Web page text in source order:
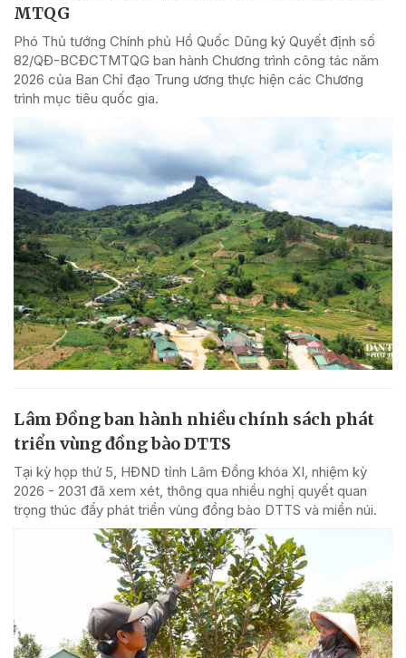
MTQG
Phó Thủ tướng Chính phủ Hồ Quốc Dũng ký Quyết định số
82/QĐ-BCĐCTMTQG ban hành Chương trình công tác năm
2026 của Ban Chỉ đạo Trung ương thực hiện các Chương
trình mục tiêu quốc gia.
Lâm Đồng ban hành nhiều chính sách phát
triển vùng đồng bào DTTS
Tại kỳ họp thứ 5, HĐND tỉnh Lâm Đồng khóa XI, nhiệm kỳ
2026 - 2031 đã xem xét, thông qua nhiều nghị quyết quan
trọng thúc đẩy phát triển vùng đồng bào DTTS và miền núi.